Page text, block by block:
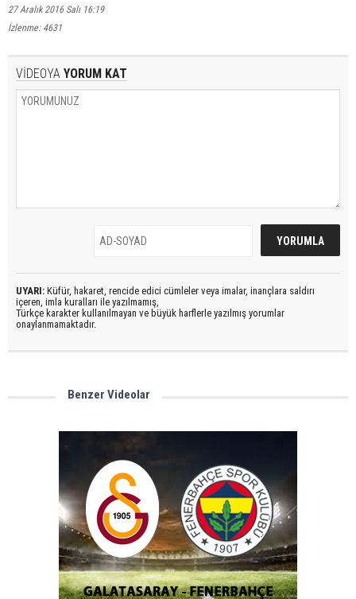
27 Aralık 2016 Salı 16:19
İzlenme: 4631
VİDEOYA YORUM KAT
UYARI: Küfür, hakaret, rencide edici cümleler veya imalar, inançlara saldırı
içeren, imla kuralları ile yazılmamış,
Türkçe karakter kullanılmayan ve büyük harflerle yazılmış yorumlar
onaylanmamaktadır.
Benzer Videolar